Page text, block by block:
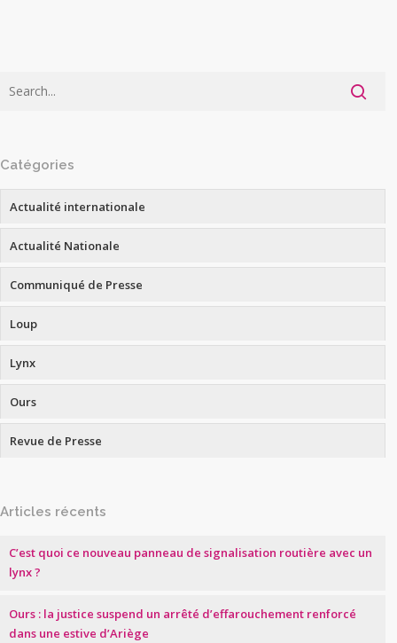
Catégories
Actualité internationale
Actualité Nationale
Communiqué de Presse
Loup
Lynx
Ours
Revue de Presse
Articles récents
C’est quoi ce nouveau panneau de signalisation routière avec un
lynx ?
Ours : la justice suspend un arrêté d’effarouchement renforcé
dans une estive d’Ariège